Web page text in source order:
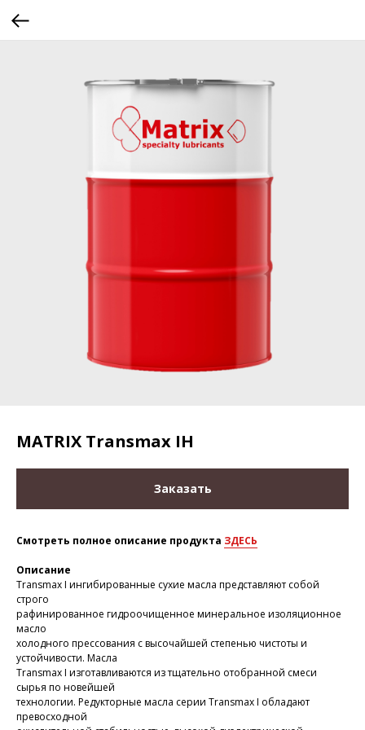
MATRIX Transmax IH
Заказать
Смотреть полное описание продукта ЗДЕСЬ
Описание
Transmax I ингибированные сухие масла представляют собой
строго
рафинированное гидроочищенное минеральное изоляционное
масло
холодного прессования с высочайшей степенью чистоты и
устойчивости. Масла
Transmax I изготавливаются из тщательно отобранной смеси
сырья по новейшей
технологии. Редукторные масла серии Transmax I обладают
превосходной